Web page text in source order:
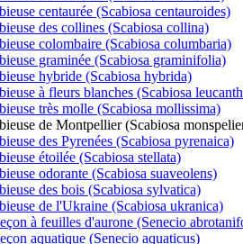
centaurée (Scabiosa centauroides)
des collines (Scabiosa collina)
colombaire (Scabiosa columbaria)
graminée (Scabiosa graminifolia)
hybride (Scabiosa hybrida)
à fleurs blanches (Scabiosa
très molle (Scabiosa mollissima)
de Montpellier (Scabiosa
des Pyrenées (Scabiosa pyrenaica)
étoilée (Scabiosa stellata)
odorante (Scabiosa suaveolens)
des bois (Scabiosa sylvatica)
de l'Ukraine (Scabiosa ukranica)
à feuilles d'aurone (Senecio
aquatique (Senecio aquaticus)